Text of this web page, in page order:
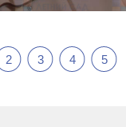
2 3 4 5